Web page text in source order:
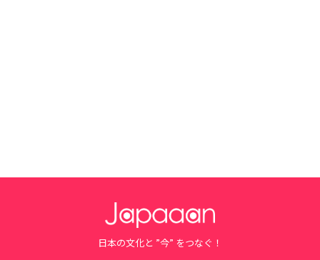
日本の文化と ”今” をつなぐ！